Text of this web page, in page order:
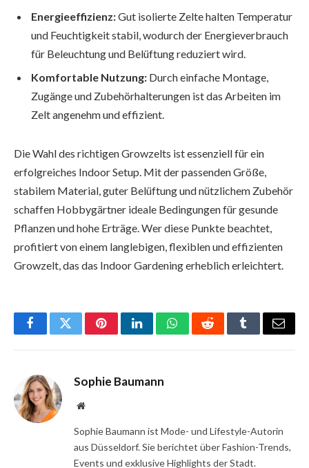
Energieeffizienz:Gut isolierte Zelte halten Temperatur
und Feuchtigkeit stabil, wodurch der Energieverbrauch
für Beleuchtung und Belüftung reduziert wird.
Komfortable Nutzung: Durch einfache Montage,
Zugänge und Zubehörhalterungen ist das Arbeiten im
Zelt angenehm und effizient.
Die Wahl des richtigen Growzelts ist essenziell für ein
erfolgreiches Indoor Setup. Mit der passenden Größe,
stabilem Material, guter Belüftung und nützlichem Zubehör
schaffen Hobbygärtner ideale Bedingungen für gesunde
Pflanzen und hohe Erträge. Wer diese Punkte beachtet,
profitiert von einem langlebigen, flexiblen und effizienten
Growzelt, das das Indoor Gardening erheblich erleichtert.
FacebookTwitterPinterestLinkedInWhatsAppRedditTumblrEmail
Sophie Baumann
Website
Sophie Baumann ist Mode- und Lifestyle-Autorin
aus Düsseldorf. Sie berichtet über Fashion-Trends,
Events und exklusive Highlights der Stadt.